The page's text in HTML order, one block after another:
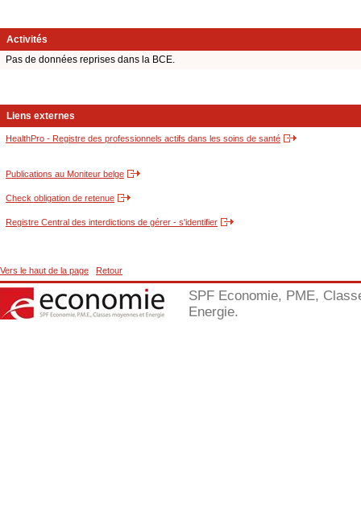
Activités
Pas de données reprises dans la BCE.
Liens externes
HealthPro - Registre des professionnels actifs dans les soins de santé
Publications au Moniteur belge
Check obligation de retenue
Registre Central des interdictions de gérer - s'identifier
Vers le haut de la page Retour
SPF Economie, PME,
Energie.